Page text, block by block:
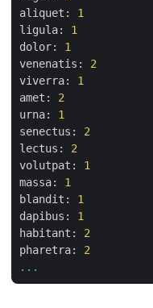
aliquet:
1
ligula:
1
dolor:
1
venenatis:
2
viverra:
1
amet:
2
urna:
1
senectus:
2
lectus:
2
volutpat:
1
massa:
1
blandit:
1
dapibus:
1
habitant:
2
pharetra:
2
...